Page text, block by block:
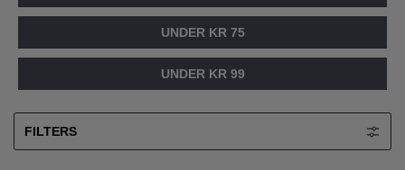
UNDER KR 75
UNDER KR 99
FILTERS